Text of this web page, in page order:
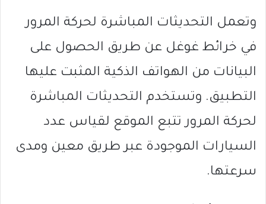
وتعمل التحديثات المباشرة لحركة المرور
في خرائط غوغل عن طريق الحصول على
البيانات من الهواتف الذكية المثبت عليها
التطبيق. وتستخدم التحديثات المباشرة
لحركة المرور تتبع الموقع لقياس عدد
السيارات الموجودة عبر طريق معين ومدى
سرعتها.